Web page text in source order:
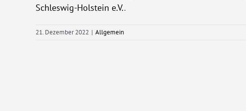
Schleswig-Holstein e.V..
21. Dezember 2022 | Allgemein